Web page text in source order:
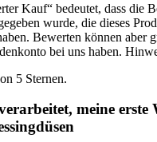
Kauf“ bedeutet, dass die
wurde, die dieses
Bewerten können aber
bei uns haben.
5 Sternen.
meine erste